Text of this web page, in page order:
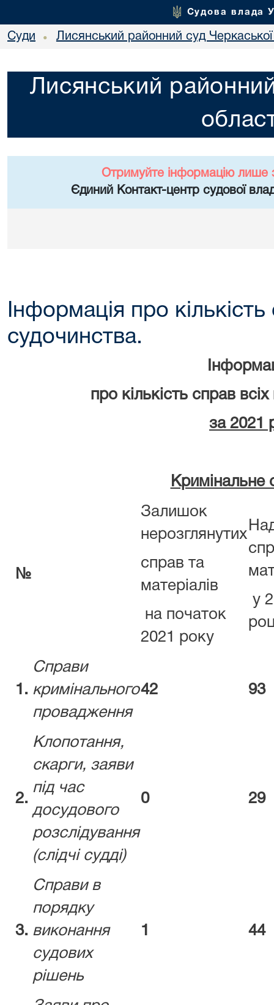
Судова влада
Суди • Лисянський районний суд Черкаської
Лисянський
Отримуйте інформацію лише
Єдиний Контакт-центр судової
Інформація про
судочинства.
про кількість справ
за 2021
Кримінальне
№
Залишок
нерозглянутих
справ та
матеріалів
на початок
2021 року
у
1.
Справи
кримінального
провадження
42 93
2.
Клопотання,
скарги, заяви
під час
досудового
розслідування
(слідчі судді)
0 29
3.
Справи в
порядку
виконання
судових
рішень
1 44